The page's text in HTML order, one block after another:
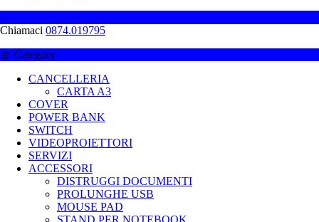
Chiamaci 0874.019795
Category
CANCELLERIA
CARTA A3
COVER
POWER BANK
SWITCH
VIDEOPROIETTORI
SERVIZI
ACCESSORI
DISTRUGGI DOCUMENTI
PROLUNGHE USB
MOUSE PAD
STAND PER NOTEBOOK